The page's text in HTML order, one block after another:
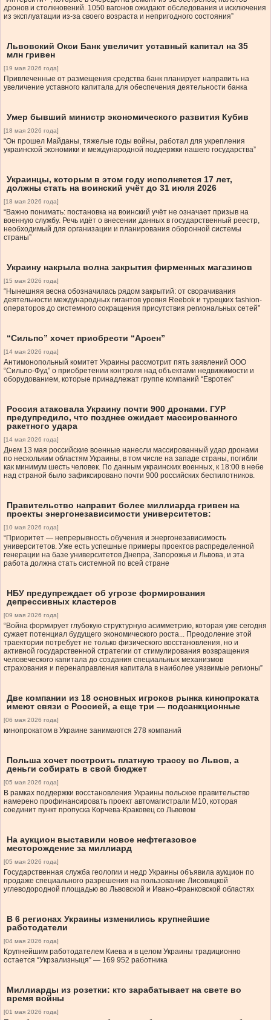
дронов и столкновений. 1050 вагонов ожидают обследования и исключения
из эксплуатации из-за своего возраста и непригодного состояния”
Львовский Окси Банк увеличит уставный капитал на 35
млн гривен
[19 мая 2026 года]
Привлеченные от размещения средства банк планирует направить на
увеличение уставного капитала для обеспечения деятельности банка
Умер бывший министр экономического развития Кубив
[18 мая 2026 года]
“Он прошел Майданы, тяжелые годы войны, работал для укрепления
украинской экономики и международной поддержки нашего государства”
Украинцы, которым в этом году исполняется 17 лет,
должны стать на воинский учёт до 31 июля 2026
[18 мая 2026 года]
“Важно понимать: постановка на воинский учёт не означает призыв на
военную службу. Речь идёт о внесении данных в государственный реестр,
необходимый для организации и планирования оборонной системы
страны”
Украину накрыла волна закрытия фирменных магазинов
[15 мая 2026 года]
“Нынешняя весна обозначилась рядом закрытий: от сворачивания
деятельности международных гигантов уровня Reebok и турецких fashion-
операторов до системного сокращения присутствия региональных сетей”
“Сильпо” хочет приобрести “Арсен”
[14 мая 2026 года]
Антимонопольный комитет Украины рассмотрит пять заявлений ООО
“Сильпо-Фуд” о приобретении контроля над объектами недвижимости и
оборудованием, которые принадлежат группе компаний “Евротек”
Россия атаковала Украину почти 900 дронами. ГУР
предупредило, что позднее ожидает массированного
ракетного удара
[14 мая 2026 года]
Днем 13 мая российские военные нанесли массированный удар дронами
по нескольким областям Украины, в том числе на западе страны, погибли
как минимум шесть человек. По данным украинских военных, к 18:00 в небе
над страной было зафиксировано почти 900 российских беспилотников.
Правительство направит более миллиарда гривен на
проекты энергонезависимости университетов:
[10 мая 2026 года]
“Приоритет — непрерывность обучения и энергонезависимость
университетов. Уже есть успешные примеры проектов распределенной
генерации на базе университетов Днепра, Запорожья и Львова, и эта
работа должна стать системной по всей стране
НБУ предупреждает об угрозе формирования
депрессивных кластеров
[09 мая 2026 года]
“Война формирует глубокую структурную асимметрию, которая уже сегодня
сужает потенциал будущего экономического роста... Преодоление этой
траектории потребует не только физического восстановления, но и
активной государственной стратегии от стимулирования возвращения
человеческого капитала до создания специальных механизмов
страхования и перенаправления капитала в наиболее уязвимые регионы”
Две компании из 18 основных игроков рынка кинопроката
имеют связи с Россией, а еще три — подсанкционные
[06 мая 2026 года]
кинопрокатом в Украине занимаются 278 компаний
Польша хочет построить платную трассу во Львов, а
деньги собирать в свой бюджет
[05 мая 2026 года]
В рамках поддержки восстановления Украины польское правительство
намерено профинансировать проект автомагистрали М10, которая
соединит пункт пропуска Корчева-Краковец со Львовом
На аукцион выставили новое нефтегазовое
месторождение за миллиард
[05 мая 2026 года]
Государственная служба геологии и недр Украины объявила аукцион по
продаже специального разрешения на пользование Лисовицкой
углеводородной площадью во Львовской и Ивано-Франковской областях
В 6 регионах Украины изменились крупнейшие
работодатели
[04 мая 2026 года]
Крупнейшим работодателем Киева и в целом Украины традиционно
остается “Укрзализныця” — 169 952 работника
Миллиарды из розетки: кто зарабатывает на свете во
время войны
[01 мая 2026 года]